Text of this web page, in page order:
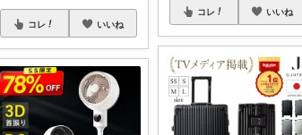
コレ いいね
コレ いいね